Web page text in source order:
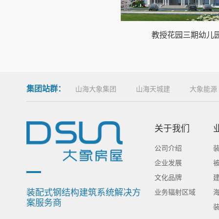
教授花园三期幼儿
集团站群： 山海大象集团 山海天城建 大象能源
装配式钢结构建筑系统解决方
案服务商
关于我们
公司介绍
企业发展
文化品牌
业务辐射区域